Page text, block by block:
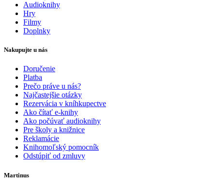
Audioknihy
Hry
Filmy
Doplnky
Nakupujte u nás
Doručenie
Platba
Prečo práve u nás?
Najčastejšie otázky
Rezervácia v kníhkupectve
Ako čítať e-knihy
Ako počúvať audioknihy
Pre školy a knižnice
Reklamácie
Knihomoľský pomocník
Odstúpiť od zmluvy
Martinus